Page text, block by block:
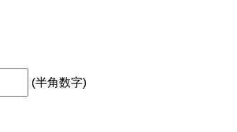
(半角数字)